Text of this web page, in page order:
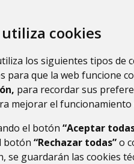
cookies
los siguientes tipos de
para que la web funcione
para recordar sus
mejorar el funcionamiento
el botón “Aceptar
botón “Rechazar todas”o
se guardarán las cookies